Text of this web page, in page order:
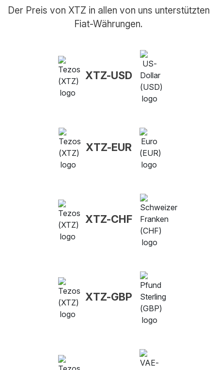
Der Preis von XTZ in allen von uns unterstützten
Fiat-Währungen.
XTZ-USD
XTZ-EUR
XTZ-CHF
XTZ-GBP